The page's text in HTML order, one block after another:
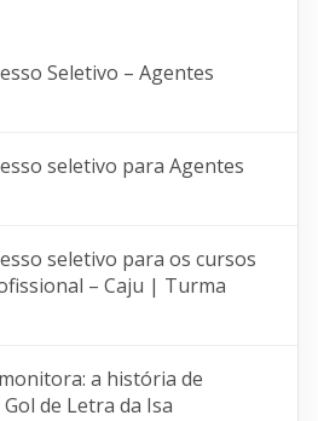
Seletivo – Agentes
seletivo para Agentes
seletivo para os cursos
– Caju | Turma
a história de
de Letra da Isa